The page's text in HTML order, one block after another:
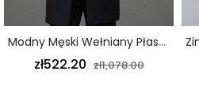
Modny Męski Wełniany Płaszcz Garnitur Biznesowy Z Kołnierzem Długi Czarny
zł522.20 zł1,078.00